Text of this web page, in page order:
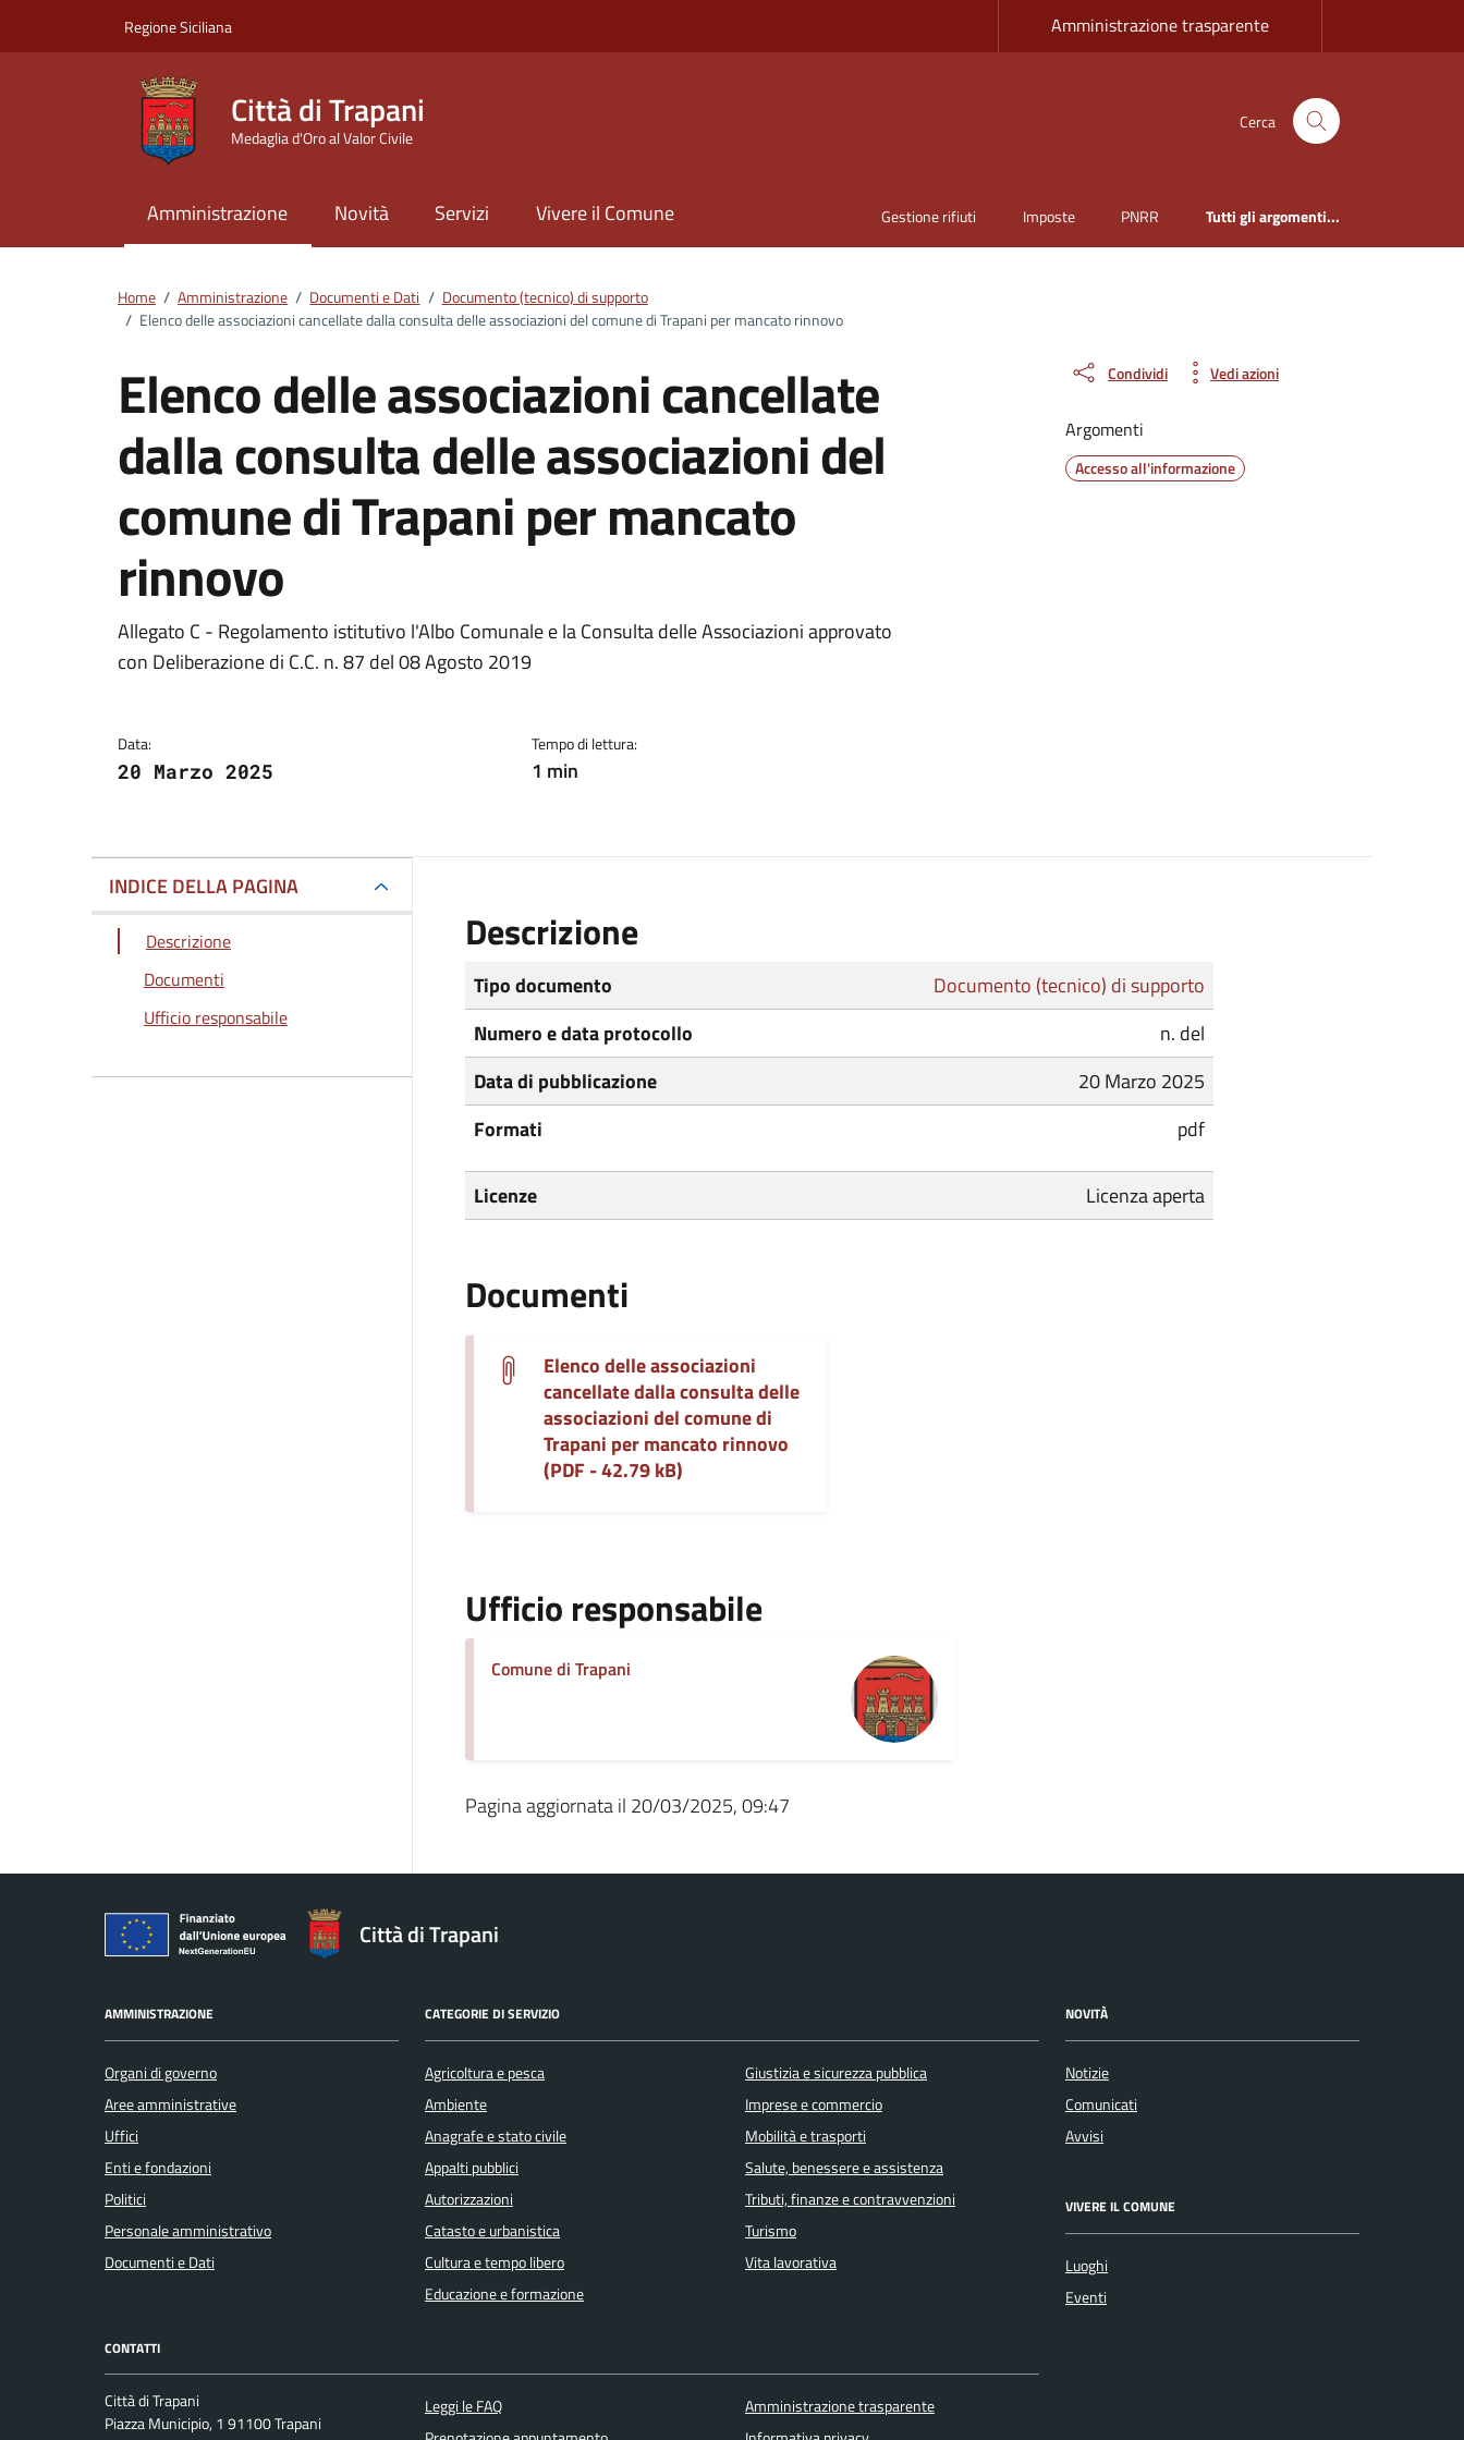
Regione Siciliana Amministrazione trasparente
Città di Trapani
Medaglia d'Oro al Valor Civile
Cerca
Amministrazione Novità Servizi Vivere il Comune Gestione rifiuti Imposte PNRR Tutti gli argomenti...
Home / Amministrazione / Documenti e Dati / Documento (tecnico) di supporto
/ Elenco delle associazioni cancellate dalla consulta delle associazioni del comune di Trapani per mancato rinnovo
Elenco delle associazioni cancellate
dalla consulta delle associazioni del
comune di Trapani per mancato
rinnovo
Dettagli del documento
Allegato C - Regolamento istitutivo l'Albo Comunale e la Consulta delle Associazioni approvato
con Deliberazione di C.C. n. 87 del 08 Agosto 2019
Data:
20 Marzo 2025
Tempo di lettura:
1 min
Condividi Vedi azioni
Argomenti
Accesso all'informazione
INDICE DELLA PAGINA
Descrizione
Documenti
Ufficio responsabile
Descrizione
Tipo documento
Documento (tecnico) di supporto
Numero e data protocollo
n. del
Data di pubblicazione
20 Marzo 2025
Formati
pdf
Licenze Licenza aperta
Documenti
Elenco delle associazioni
cancellate dalla consulta delle
associazioni del comune di
Trapani per mancato rinnovo
(PDF - 42.79 kB)
Ufficio responsabile
Comune di Trapani
Pagina aggiornata il 20/03/2025, 09:47
Città di Trapani
AMMINISTRAZIONE
Organi di governo
Aree amministrative
Uffici
Enti e fondazioni
Politici
Personale amministrativo
Documenti e Dati
CATEGORIE DI SERVIZIO
Agricoltura e pesca
Ambiente
Anagrafe e stato civile
Appalti pubblici
Autorizzazioni
Catasto e urbanistica
Cultura e tempo libero
Educazione e formazione
Giustizia e sicurezza pubblica
Imprese e commercio
Mobilità e trasporti
Salute, benessere e assistenza
Tributi, finanze e contravvenzioni
Turismo
Vita lavorativa
NOVITÀ
Notizie
Comunicati
Avvisi
VIVERE IL COMUNE
Luoghi
Eventi
CONTATTI
Città di Trapani
Piazza Municipio, 1 91100 Trapani
Leggi le FAQ
Amministrazione trasparente